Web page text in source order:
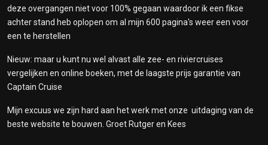
deze overgangen niet voor 100% gegaan waardoor ik een fikse
achter stand heb oplopen om al mijn 600 pagina's weer een voor
een te herstellen
Nieuw: maar u kunt nu wel alvast alle zee- en riviercruises
vergelijken en online boeken, met de laagste prijs garantie van
Captain Cruise
Mijn excuus we zijn hard aan het werk met onze uitdaging van de
beste website te bouwen. Groet Rutger en Kees